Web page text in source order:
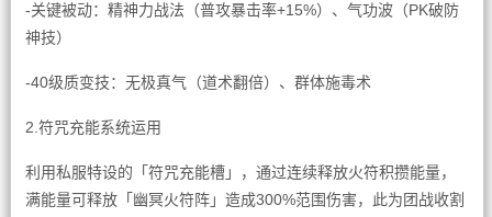
-关键被动：精神力战法（普攻暴击率+15%）、气功波（PK破防
神技）
-40级质变技：无极真气（道术翻倍）、群体施毒术
2.符咒充能系统运用
利用私服特设的「符咒充能槽」，通过连续释放火符积攒能量，
满能量可释放「幽冥火符阵」造成300%范围伤害，此为团战收割